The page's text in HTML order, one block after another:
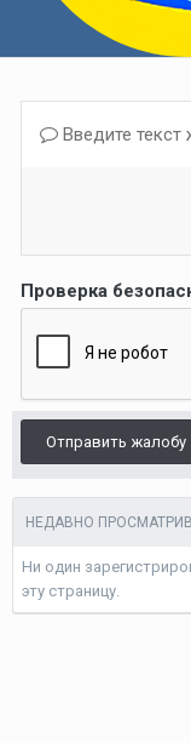
Введите
Проверка
Отправить жалобу
НЕДАВНО
Ни один
эту страницу.